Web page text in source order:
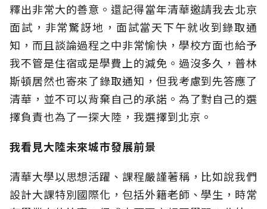
釋出非常大的善意。還記得當年清華邀請我去北京
面試，非常驚訝地，面試當天下午就收到錄取通
知，而且談論過程之中非常愉快，學校方面也給予
我不管是住宿或是學費上的減免。過沒多久，普林
斯頓居然也寄來了錄取通知，但我考慮到先答應了
清華，並不可以背棄自己的承諾。為了對自己的選
擇負責也為了一探大陸，我選擇到北京。
我看見大陸未來城市發展前景
清華大學以思想活躍、課程嚴謹著稱，比如說我們
設計大課特別國際化，包括外籍老師、學生，時常